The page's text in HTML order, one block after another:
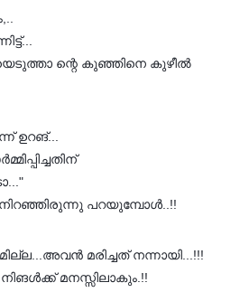
ന്റെ കുഞ്ഞിനെ കുഴീൽ
ഉറങ്...
പറയുമ്പോൾ..!!
മരിച്ചത് നന്നായി...!!!
മനസ്സിലാകും.!!